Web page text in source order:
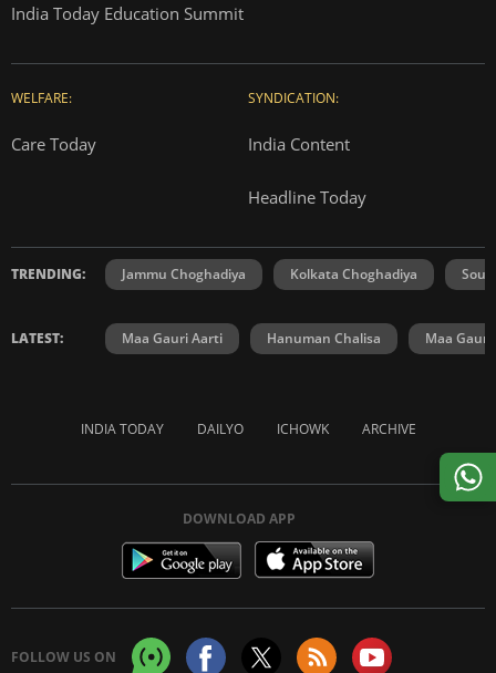
India Today Education Summit
WELFARE:
Care Today
SYNDICATION:
India Content
Headline Today
TRENDING: Jammu Choghadiya Kolkata Choghadiya
LATEST: Maa Gauri Aarti Hanuman Chalisa Maa Gauri
INDIA TODAY DAILYO ICHOWK ARCHIVE
DOWNLOAD APP
FOLLOW US ON